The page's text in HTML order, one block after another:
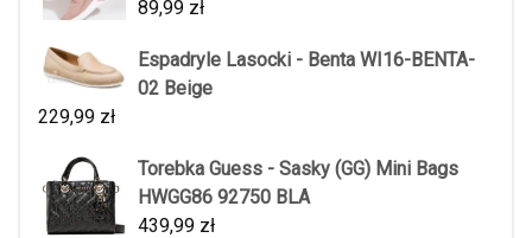
89,99 zł
Espadryle Lasocki - Benta WI16-BENTA-
02 Beige
229,99 zł
Torebka Guess - Sasky (GG) Mini Bags
HWGG86 92750 BLA
439,99 zł